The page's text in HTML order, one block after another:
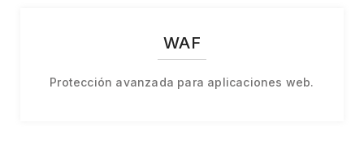
WAF
Protección avanzada para aplicaciones web.